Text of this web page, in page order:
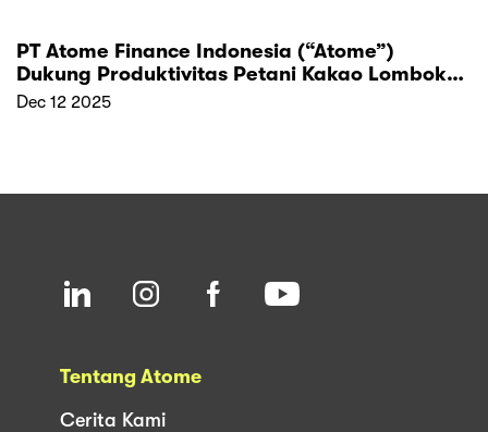
PT Atome Finance Indonesia (“Atome”)
Dukung Produktivitas Petani Kakao Lombok
Utara Melalui Bantuan Peralatan dan Literasi
Dec 12 2025
Tentang Atome
Cerita Kami